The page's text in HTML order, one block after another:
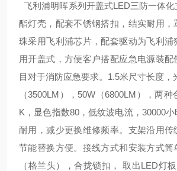
飞利浦明晖系列开盖式LED三防一体化
酯灯壳，配套不锈钢搭扣，结实耐用，
珠采用飞利浦芯片，配套驱动为飞利浦
用开盖式，方便客户搭配应急电源装配
目对于消防应急要求。1.5米尺寸长度，
（3500LM），50W（6800LM），两种
K，显色指数80，低纹波电流，30000小
耐用，减少更换维修频率。支架沿用传
节能替换方便。接线方式和安装方式简
（格兰头），合拢锁扣， 取出LED灯